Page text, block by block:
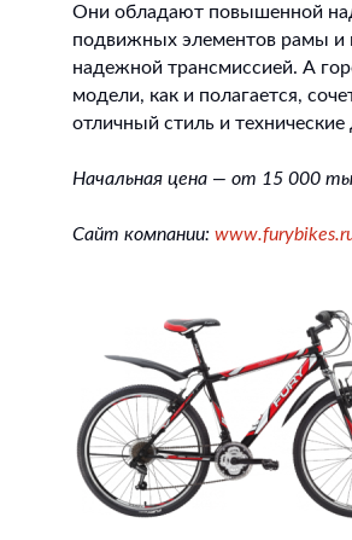
Они обладают повышенной
подвижных элементов рамы и
надежной трансмиссией. А
модели, как и полагается,
отличный стиль и
Начальная цена — от 15 000
Сайт компании: